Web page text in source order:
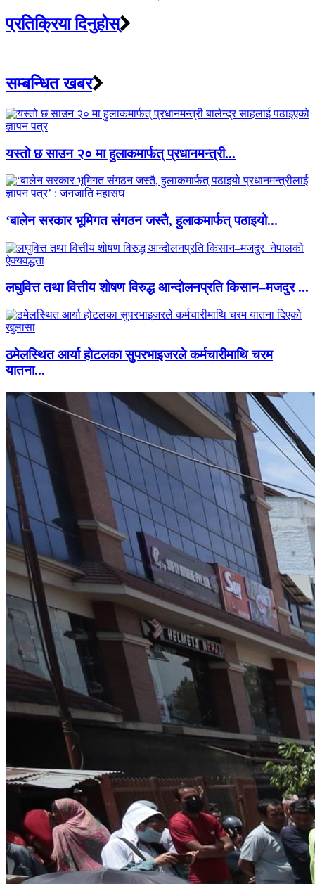
प्रतिक्रिया दिनुहोस्
सम्बन्धित खबर
यस्तो छ साउन २० मा हुलाकमार्फत् प्रधानमन्त्री...
‘बालेन सरकार भूमिगत संगठन जस्तै, हुलाकमार्फत् पठाइयो...
लघुवित्त तथा वित्तीय शोषण विरुद्ध आन्दोलनप्रति किसान–मजदुर ...
ठमेलस्थित आर्या होटलका सुपरभाइजरले कर्मचारीमाथि चरम
यातना...